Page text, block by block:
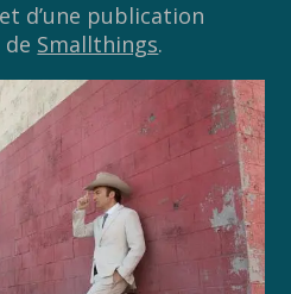
d’une publication
Smallthings.